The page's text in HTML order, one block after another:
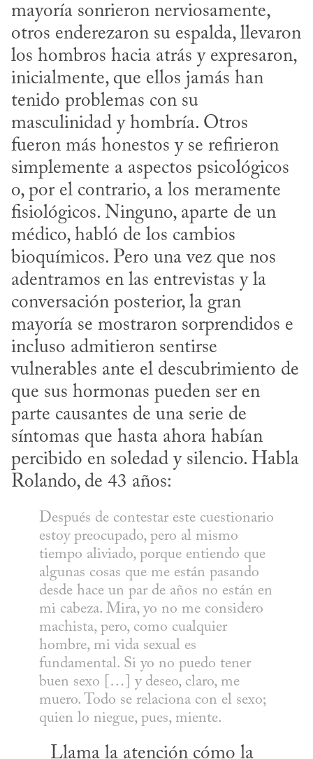
mayoría sonrieron nerviosamente,
otros enderezaron su espalda, llevaron
los hombros hacia atrás y expresaron,
inicialmente, que ellos jamás han
tenido problemas con su
masculinidad y hombría. Otros
fueron más honestos y se refirieron
simplemente a aspectos psicológicos
o, por el contrario, a los meramente
fisiológicos. Ninguno, aparte de un
médico, habló de los cambios
bioquímicos. Pero una vez que nos
adentramos en las entrevistas y la
conversación posterior, la gran
mayoría se mostraron sorprendidos e
incluso admitieron sentirse
vulnerables ante el descubrimiento de
que sus hormonas pueden ser en
parte causantes de una serie de
síntomas que hasta ahora habían
percibido en soledad y silencio. Habla
Rolando, de 43 años:
Después de contestar este cuestionario
estoy preocupado, pero al mismo
tiempo aliviado, porque entiendo que
algunas cosas que me están pasando
desde hace un par de años no están en
mi cabeza. Mira, yo no me considero
machista, pero, como cualquier
hombre, mi vida sexual es
fundamental. Si yo no puedo tener
buen sexo […] y deseo, claro, me
muero. Todo se relaciona con el sexo;
quien lo niegue, pues, miente.